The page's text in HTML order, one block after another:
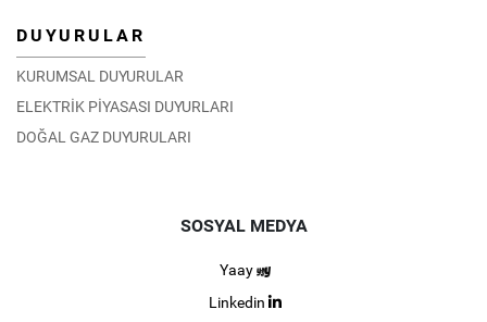
DUYURULAR
KURUMSAL DUYURULAR
ELEKTRİK PİYASASI DUYURLARI
DOĞAL GAZ DUYURULARI
SOSYAL MEDYA
Yaay
Linkedin